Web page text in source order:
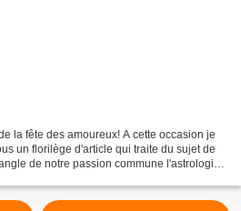
la fête des amoureux! A cette occasion je
un florilège d'article qui traite du sujet de
de notre passion commune l'astrologie.